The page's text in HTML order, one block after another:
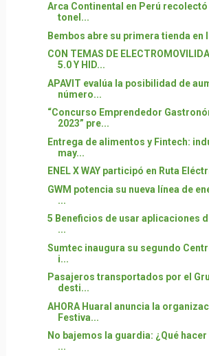
Arca Continental en Perú recolectó
tonel...
Bembos abre su primera tienda en
CON TEMAS DE
5.0 Y HID...
APAVIT evalúa la posibilidad de
número...
“Concurso Emprendedor
2023” pre...
Entrega de alimentos y Fintech:
may...
ENEL X WAY participó en Ruta
GWM potencia su nueva línea de
...
5 Beneficios de usar aplicaciones
...
Sumtec inaugura su segundo
i...
Pasajeros transportados por el
desti...
AHORA Huaral anuncia la
Festiva...
No bajemos la guardia: ¿Qué
...